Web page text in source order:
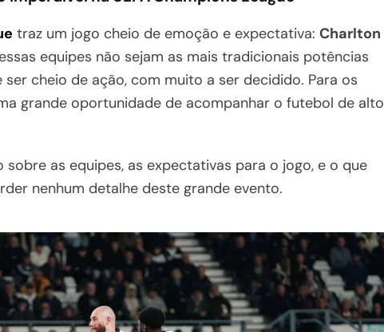
traz um jogo cheio de emoção e expectativa: Charlton
equipes não sejam as mais tradicionais potências
cheio de ação, com muito a ser decidido. Para os
grande oportunidade de acompanhar o futebol de alto
as equipes, as expectativas para o jogo, e o que
nenhum detalhe deste grande evento.